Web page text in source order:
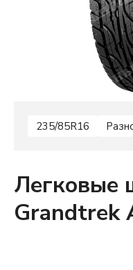
235/85R16
Легковые
Grandtrek